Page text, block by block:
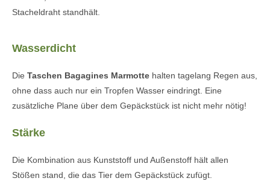
Stacheldraht standhält.
Wasserdicht
Die Taschen Bagagines Marmotte halten tagelang Regen aus,
ohne dass auch nur ein Tropfen Wasser eindringt. Eine
zusätzliche Plane über dem Gepäckstück ist nicht mehr nötig!
Stärke
Die Kombination aus Kunststoff und Außenstoff hält allen
Stößen stand, die das Tier dem Gepäckstück zufügt.